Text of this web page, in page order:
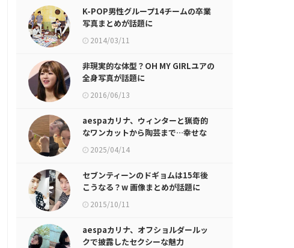
K-POP男性グループ14チームの卒業
写真まとめが話題に
2014/03/11
非現実的な体型？OH MY GIRLユアの
全身写真が話題に
2016/06/13
aespaカリナ、ウィンターと猟奇的
なワンカットから陶芸まで…幸せな
「25回目の誕生日」
2025/04/14
セブンティーンのドギョムは15年後
こうなる？w 画像まとめが話題に
2015/10/11
aespaカリナ、オフショルダールッ
クで披露したセクシーな魅力